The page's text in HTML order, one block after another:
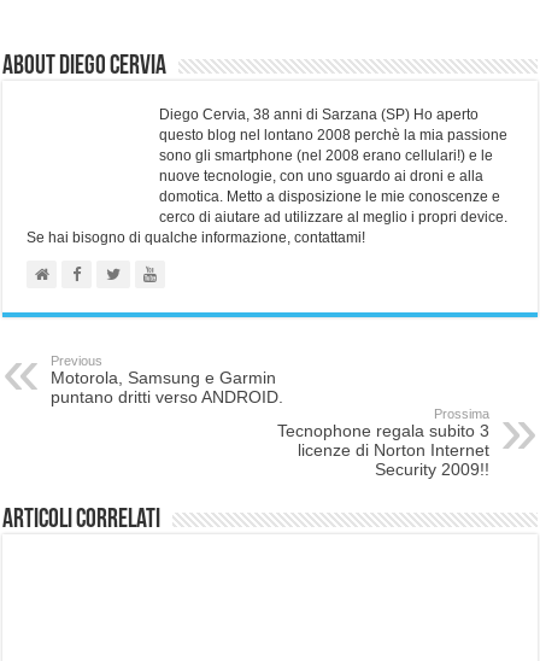
About Diego Cervia
Diego Cervia, 38 anni di Sarzana (SP) Ho aperto
questo blog nel lontano 2008 perchè la mia passione
sono gli smartphone (nel 2008 erano cellulari!) e le
nuove tecnologie, con uno sguardo ai droni e alla
domotica. Metto a disposizione le mie conoscenze e
cerco di aiutare ad utilizzare al meglio i propri device.
Se hai bisogno di qualche informazione, contattami!
Previous
Motorola, Samsung e Garmin
puntano dritti verso ANDROID.
Prossima
Tecnophone regala subito 3
licenze di Norton Internet
Security 2009!!
Articoli correlati